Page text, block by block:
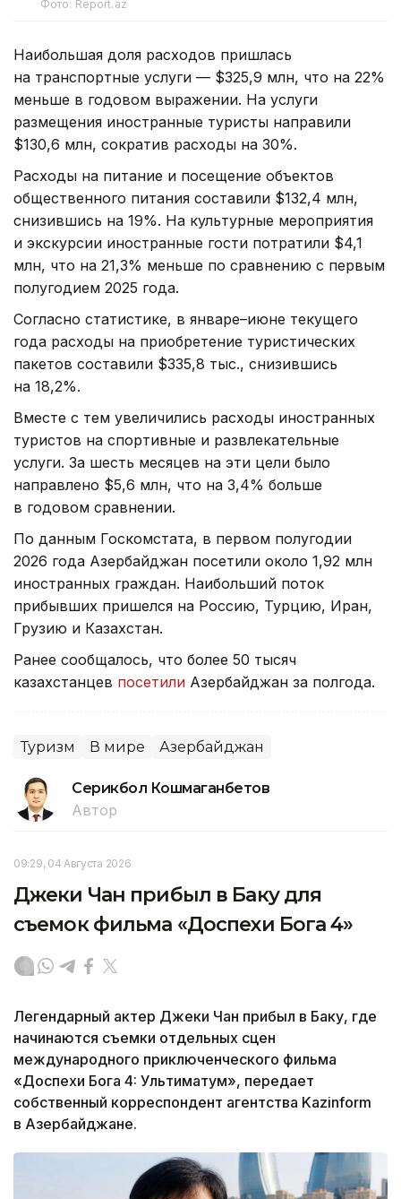
Фото: Report.az
Наибольшая доля расходов пришлась
на транспортные услуги — $325,9 млн, что на 22%
меньше в годовом выражении. На услуги
размещения иностранные туристы направили
$130,6 млн, сократив расходы на 30%.
Расходы на питание и посещение объектов
общественного питания составили $132,4 млн,
снизившись на 19%. На культурные мероприятия
и экскурсии иностранные гости потратили $4,1
млн, что на 21,3% меньше по сравнению с первым
полугодием 2025 года.
Согласно статистике, в январе–июне текущего
года расходы на приобретение туристических
пакетов составили $335,8 тыс., снизившись
на 18,2%.
Вместе с тем увеличились расходы иностранных
туристов на спортивные и развлекательные
услуги. За шесть месяцев на эти цели было
направлено $5,6 млн, что на 3,4% больше
в годовом сравнении.
По данным Госкомстата, в первом полугодии
2026 года Азербайджан посетили около 1,92 млн
иностранных граждан. Наибольший поток
прибывших пришелся на Россию, Турцию, Иран,
Грузию и Казахстан.
Ранее сообщалось, что более 50 тысяч
казахстанцев посетили Азербайджан за полгода.
Туризм В мире Азербайджан
Серикбол Кошмаганбетов
Автор
09:29, 04 Августа 2026
Джеки Чан прибыл в Баку для
съемок фильма «Доспехи Бога 4»
Легендарный актер Джеки Чан прибыл в Баку, где
начинаются съемки отдельных сцен
международного приключенческого фильма
«Доспехи Бога 4: Ультиматум», передает
собственный корреспондент агентства Kazinform
в Азербайджане.